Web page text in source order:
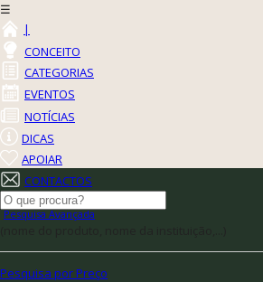
☰
|
CONCEITO
CATEGORIAS
EVENTOS
NOTÍCIAS
DICAS
APOIAR
CONTACTOS
Pesquisa Avançada
Pesquisa por Preço